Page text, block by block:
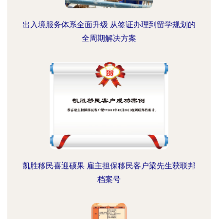
出入境服务体系全面升级 从签证办理到留学规划的
全周期解决方案
凯胜移民喜迎硕果 雇主担保移民客户梁先生获联邦
档案号